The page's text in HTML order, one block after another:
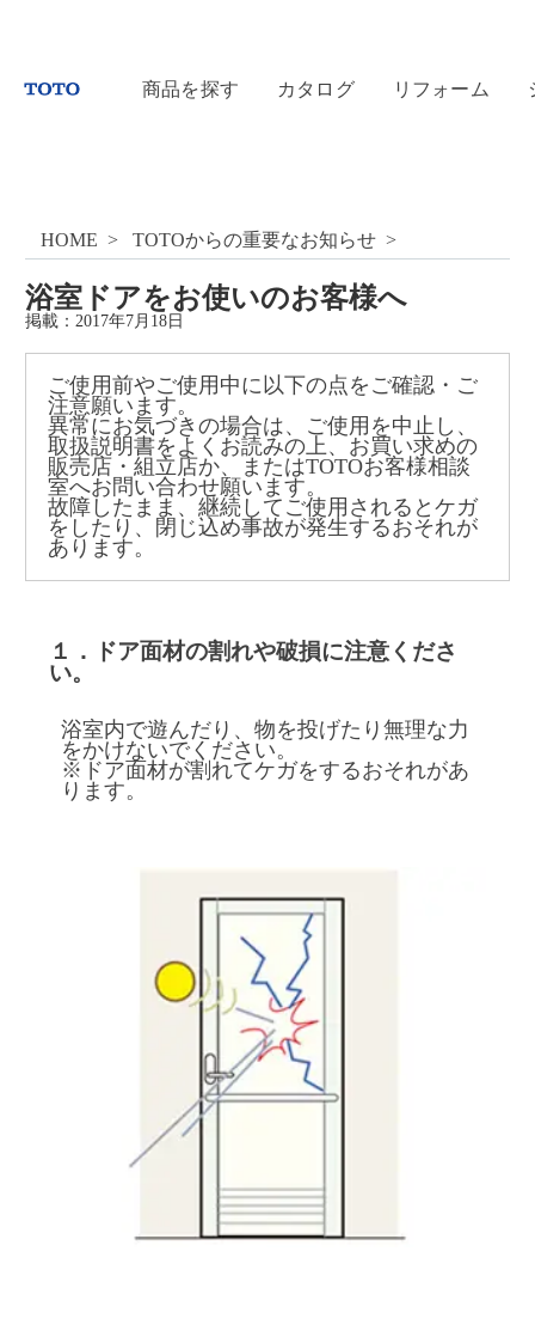
商品を探す カタログ リフォーム
HOME TOTOからの重要なお知らせ
浴室ドアをお使いのお客様へ
掲載： 2017年7月18日
ご使用前やご使用中に以下の点をご確認・ご
注意願います。
異常にお気づきの場合は、ご使用を中止し、
取扱説明書をよくお読みの上、お買い求めの
販売店・組立店か、またはTOTOお客様相談
室へお問い合わせ願います。
故障したまま、継続してご使用されるとケガ
をしたり、閉じ込め事故が発生するおそれが
あります。
１．ドア面材の割れや破損に注意くださ
い。
浴室内で遊んだり、物を投げたり無理な力
をかけないでください。
※ドア面材が割れてケガをするおそれがあ
ります。